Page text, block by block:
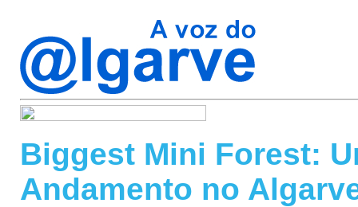
Biggest Mini Forest:
Andamento no